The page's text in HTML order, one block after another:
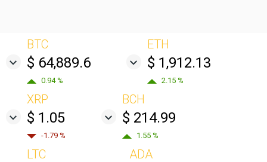
BTC
$ 64,889.6
0.94 %
ETH
$ 1,912.13
2.15 %
XRP
$ 1.05
-1.79 %
BCH
$ 214.99
1.55 %
LTC ADA